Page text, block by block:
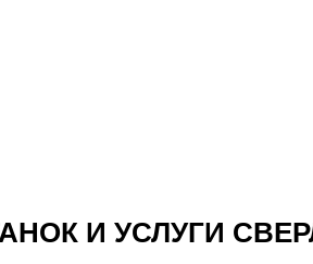
И УСЛУГИ